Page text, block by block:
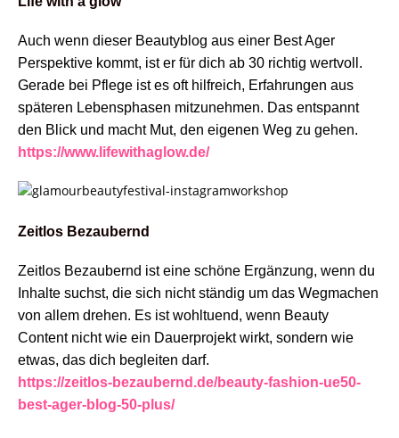
Auch wenn dieser Beautyblog aus einer Best Ager
Perspektive kommt, ist er für dich ab 30 richtig wertvoll.
Gerade bei Pflege ist es oft hilfreich, Erfahrungen aus
späteren Lebensphasen mitzunehmen. Das entspannt
den Blick und macht Mut, den eigenen Weg zu gehen.
https://www.lifewithaglow.de/
Zeitlos Bezaubernd
Zeitlos Bezaubernd ist eine schöne Ergänzung, wenn du
Inhalte suchst, die sich nicht ständig um das Wegmachen
von allem drehen. Es ist wohltuend, wenn Beauty
Content nicht wie ein Dauerprojekt wirkt, sondern wie
etwas, das dich begleiten darf.
https://zeitlos-bezaubernd.de/beauty-fashion-ue50-
best-ager-blog-50-plus/